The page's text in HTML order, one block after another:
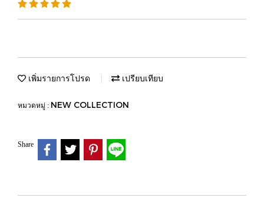
เพิ่มรายการโปรด เปรียบเทียบ
หมวดหมู่ : NEW COLLECTION
Share